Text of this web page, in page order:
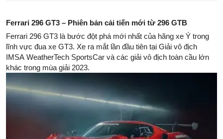
Ferrari 296 GT3 – Phiên bản cải tiến mới từ 296 GTB
Ferrari 296 GT3 là bước đột phá mới nhất của hãng xe Ý trong
lĩnh vực đua xe GT3. Xe ra mắt lần đầu tiên tại Giải vô địch
IMSA WeatherTech SportsCar và các giải vô địch toàn cầu lớn
khác trong mùa giải 2023.